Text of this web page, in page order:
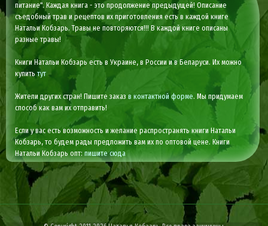
питание". Каждая книга - это продолжение предыдущей! Описание
съедобный трав и рецептов их приготовления есть в каждой книге
Натальи Кобзарь. Травы не повторяются!!! В каждой книге описаны
разные травы!
Книги Натальи Кобзарь есть в Украине, в России и в Беларуси. Их можно
купитьтут
Жители других стран! Пишите заказв контактной форме. Мы придумаем
способ как вам их отправить!
Если у вас есть возможность и желание распространять книги Натальи
Кобзарь, то будем рады предложить вам их по оптовой цене. Книги
Натальи Кобзарь опт:пишите сюда